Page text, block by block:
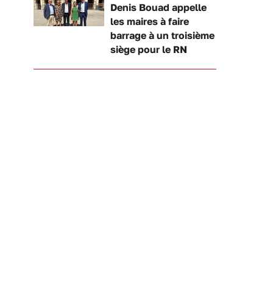
Denis Bouad appelle
les maires à faire
barrage à un troisième
siège pour le RN